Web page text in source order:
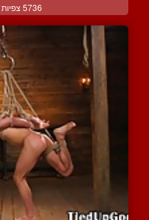
5736 צפיות